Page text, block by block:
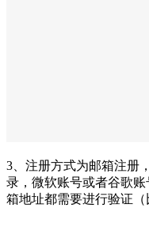
3、注册方式为邮箱注册
录，微软账号或者谷歌
箱地址都需要进行验证（